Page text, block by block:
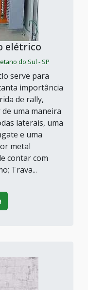
elétrico
do Sul - SP
serve para
importância
de rally,
uma maneira
laterais, uma
e uma
metal
contar com
Trava...